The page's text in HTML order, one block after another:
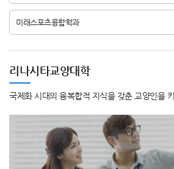
미래스포츠융합학과
리나시타교양대학
국제화 시대의 융복합적 지식을 갖춘 교양인을